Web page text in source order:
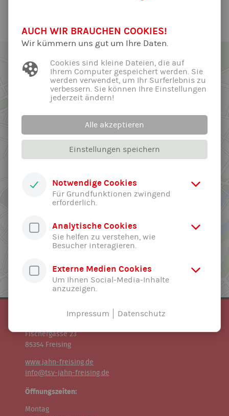
TSV Jahn Freising e.V.
Fischergasse 23
85354 Freising
www.jahn-freising.de
info@tsv-jahn-freising.de
Öffnungszeiten:
Montag
AUCH WIR BRAUCHEN COOKIES!
Wir kümmern uns gut um Ihre Daten.
Cookies sind kleine Dateien, die auf
Ihrem Computer gespeichert werden. Sie
werden verwendet, um Ihr Surferlebnis zu
verbessern. Sie können Ihre Einstellungen
jederzeit ändern!
Alle akzeptieren
Einstellungen speichern
Notwendige Cookies
Für Grundfunktionen zwingend
erforderlich.
Analytische Cookies
Sie helfen zu verstehen, wie
Besucher interagieren.
Externe Medien Cookies
Um Ihnen Social-Media-Inhalte
anzuzeigen.
Impressum Datenschutz